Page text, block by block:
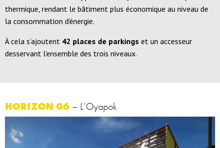
thermique, rendant le bâtiment plus économique au niveau de
la consommation d’énergie.
À cela s’ajoutent 42 places de parkings et un accesseur
desservant l’ensemble des trois niveaux.
HORIZON 06 – L’Oyapok